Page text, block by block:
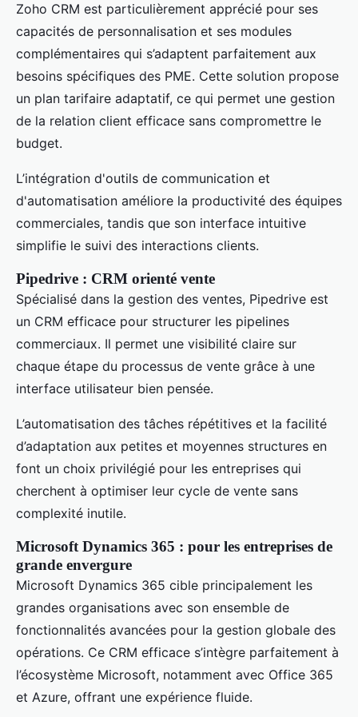
Zoho CRM est particulièrement apprécié pour ses
capacités de personnalisation et ses modules
complémentaires qui s’adaptent parfaitement aux
besoins spécifiques des PME. Cette solution propose
un plan tarifaire adaptatif, ce qui permet une gestion
de la relation client efficace sans compromettre le
budget.
L’intégration d'outils de communication et
d'automatisation améliore la productivité des équipes
commerciales, tandis que son interface intuitive
simplifie le suivi des interactions clients.
Pipedrive : CRM orienté vente
Spécialisé dans la gestion des ventes, Pipedrive est
un CRM efficace pour structurer les pipelines
commerciaux. Il permet une visibilité claire sur
chaque étape du processus de vente grâce à une
interface utilisateur bien pensée.
L’automatisation des tâches répétitives et la facilité
d’adaptation aux petites et moyennes structures en
font un choix privilégié pour les entreprises qui
cherchent à optimiser leur cycle de vente sans
complexité inutile.
Microsoft Dynamics 365 : pour les entreprises de
grande envergure
Microsoft Dynamics 365 cible principalement les
grandes organisations avec son ensemble de
fonctionnalités avancées pour la gestion globale des
opérations. Ce CRM efficace s’intègre parfaitement à
l’écosystème Microsoft, notamment avec Office 365
et Azure, offrant une expérience fluide.